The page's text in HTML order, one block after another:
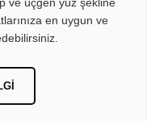
ve üçgen yüz şekline
en uygun ve